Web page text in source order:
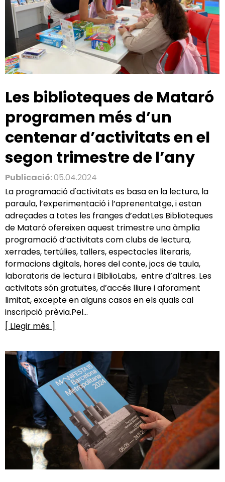
Les biblioteques de Mataró
programen més d’un
centenar d’activitats en el
segon trimestre de l’any
Publicació:05.04.2024
La programació d'activitats es basa en la lectura, la
paraula, l’experimentació i l’aprenentatge, i estan
adreçades a totes les franges d’edatLes Biblioteques
de Mataró ofereixen aquest trimestre una àmplia
programació d’activitats com clubs de lectura,
xerrades, tertúlies, tallers, espectacles literaris,
formacions digitals, hores del conte, jocs de taula,
laboratoris de lectura i BiblioLabs, entre d’altres. Les
activitats són gratuïtes, d’accés lliure i aforament
limitat, excepte en alguns casos en els quals cal
inscripció prèvia.Pel...
[ Llegir més ]